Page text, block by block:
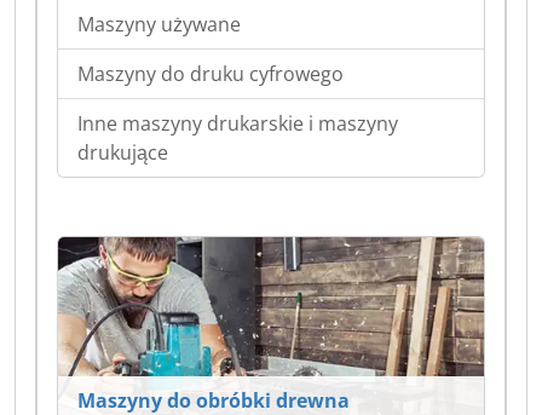
Maszyny używane
Maszyny do druku cyfrowego
Inne maszyny drukarskie i maszyny
drukujące
Maszyny do obróbki drewna